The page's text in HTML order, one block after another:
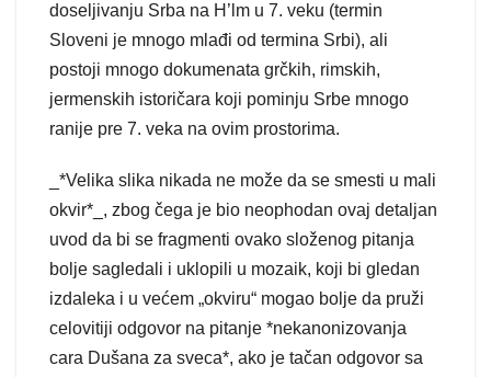
doseljivanju Srba na H’lm u 7. veku (termin
Sloveni je mnogo mlađi od termina Srbi), ali
postoji mnogo dokumenata grčkih, rimskih,
jermenskih istoričara koji pominju Srbe mnogo
ranije pre 7. veka na ovim prostorima.
_*Velika slika nikada ne može da se smesti u mali
okvir*_, zbog čega je bio neophodan ovaj detaljan
uvod da bi se fragmenti ovako složenog pitanja
bolje sagledali i uklopili u mozaik, koji bi gledan
izdaleka i u većem „okviru“ mogao bolje da pruži
celovitiji odgovor na pitanje *nekanonizovanja
cara Dušana za sveca*, ako je tačan odgovor sa